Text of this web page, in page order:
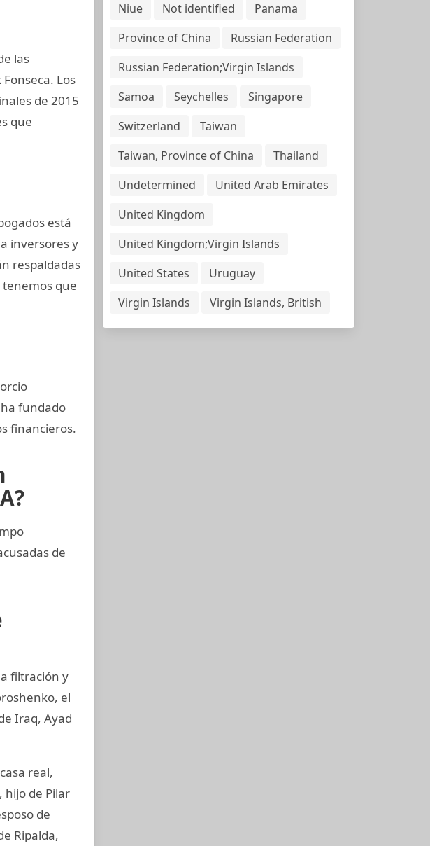
las
Los
de 2015
que
está
inversores y
respaldadas
que
fundado
financieros.
de
filtración y
el
Iraq, Ayad
real,
hijo de Pilar
de
Ripalda,
Niue
Not identified
Panama
Province of China
Russian Federation
Russian Federation;Virgin Islands
Samoa
Seychelles
Singapore
Switzerland
Taiwan
Taiwan, Province of China
Thailand
Undetermined
United Arab Emirates
United Kingdom
United Kingdom;Virgin Islands
United States
Uruguay
Virgin Islands
Virgin Islands, British